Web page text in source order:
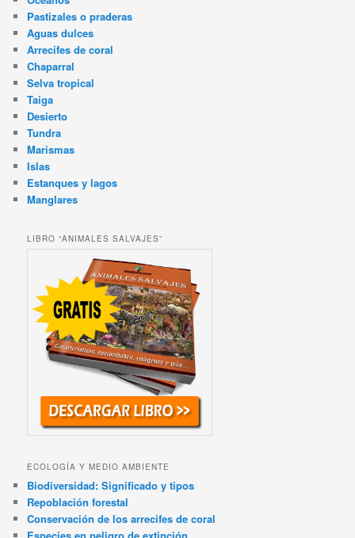
Pastizales o praderas
Aguas dulces
Arrecifes de coral
Chaparral
Selva tropical
Taiga
Desierto
Tundra
Marismas
Islas
Estanques y lagos
Manglares
LIBRO “ANIMALES SALVAJES”
ECOLOGÍA Y MEDIO AMBIENTE
Biodiversidad: Significado y tipos
Repoblación forestal
Conservación de los arrecifes de coral